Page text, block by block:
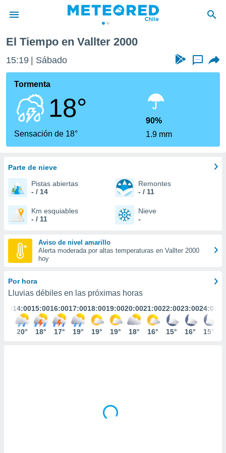
de
por
se
calidad.
a este
las
y
forma
basada
permite
coste.
botón
a la
ACEPTAR
CONTINUAR
CONFIGURACIÓN
El Tiempo en Vallter 2000
15:19 Sábado ...
Tormenta
18°
Sensación de 18°
90%
1.9 mm
Parte de nieve
Pistas abiertas
- / 14
Remontes
- / 11
Km esquiables
- / 11
Nieve
-
Aviso de nivel amarillo
Alerta moderada por altas temperaturas en Vallter 2000
hoy
Por hora
Lluvias débiles en las próximas horas
14:00
20°
15:00
18°
16:00
17°
17:00
19°
18:00
19°
19:00
19°
20:00
18°
21:00
16°
22:00
15°
23:00
16°
24:00
15°